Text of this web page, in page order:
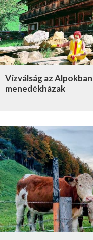
Vízválság az
menedékházak